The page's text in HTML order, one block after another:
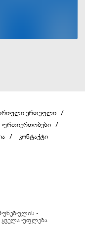
ერთეული
ურთიერთობები
კონტაქტი
-
ყველა უფლება